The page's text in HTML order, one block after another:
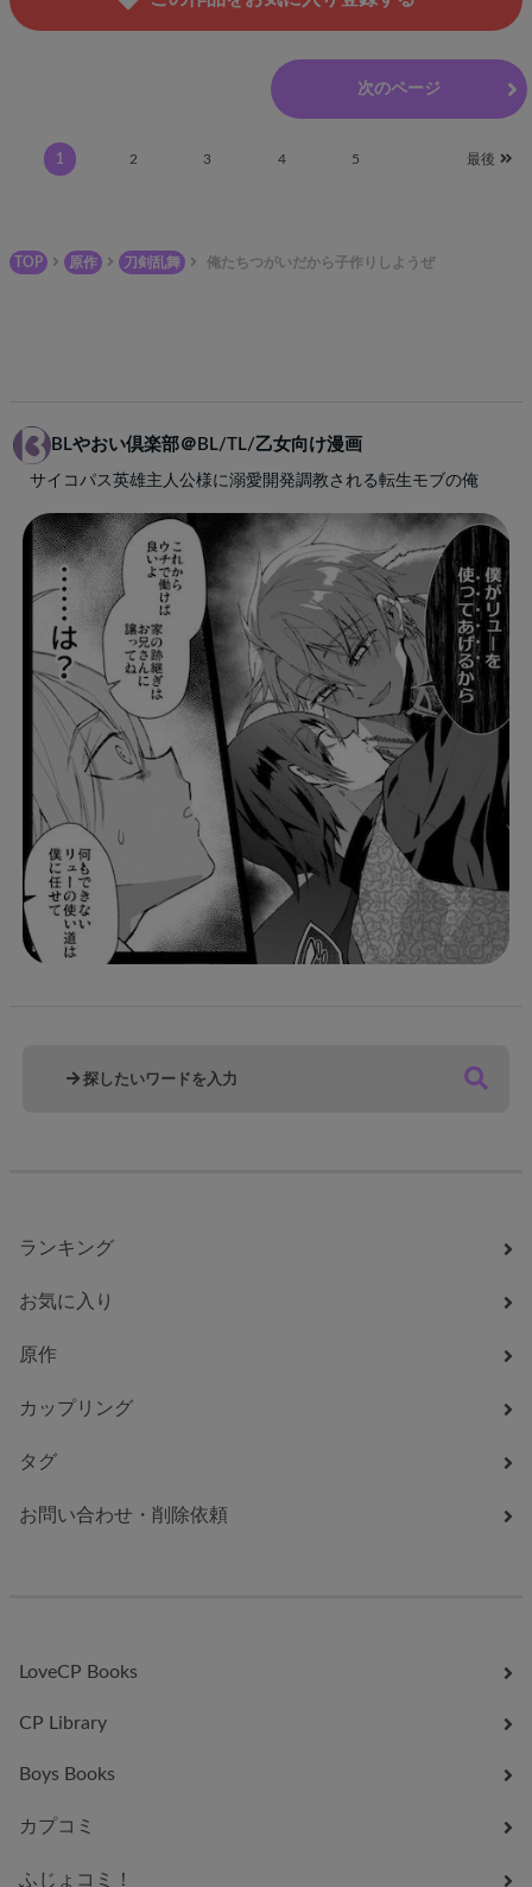
次のページ
1 2 3 4 5 最後
TOP 原作 刀剣乱舞 俺たちつがいだから子作りしようぜ
BLやおい倶楽部＠BL/TL/乙女向け漫画
サイコパス英雄主人公様に溺愛開発調教される転生モブの俺
ランキング
お気に入り
原作
カップリング
タグ
お問い合わせ・削除依頼
LoveCP Books
CP Library
Boys Books
カプコミ
ふじょコミ！